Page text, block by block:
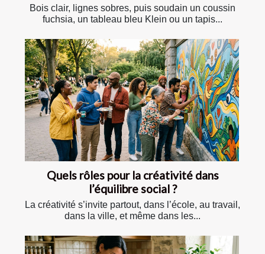
Bois clair, lignes sobres, puis soudain un coussin
fuchsia, un tableau bleu Klein ou un tapis...
Quels rôles pour la créativité dans
l’équilibre social ?
La créativité s’invite partout, dans l’école, au travail,
dans la ville, et même dans les...